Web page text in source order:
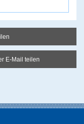
E-Mail teilen